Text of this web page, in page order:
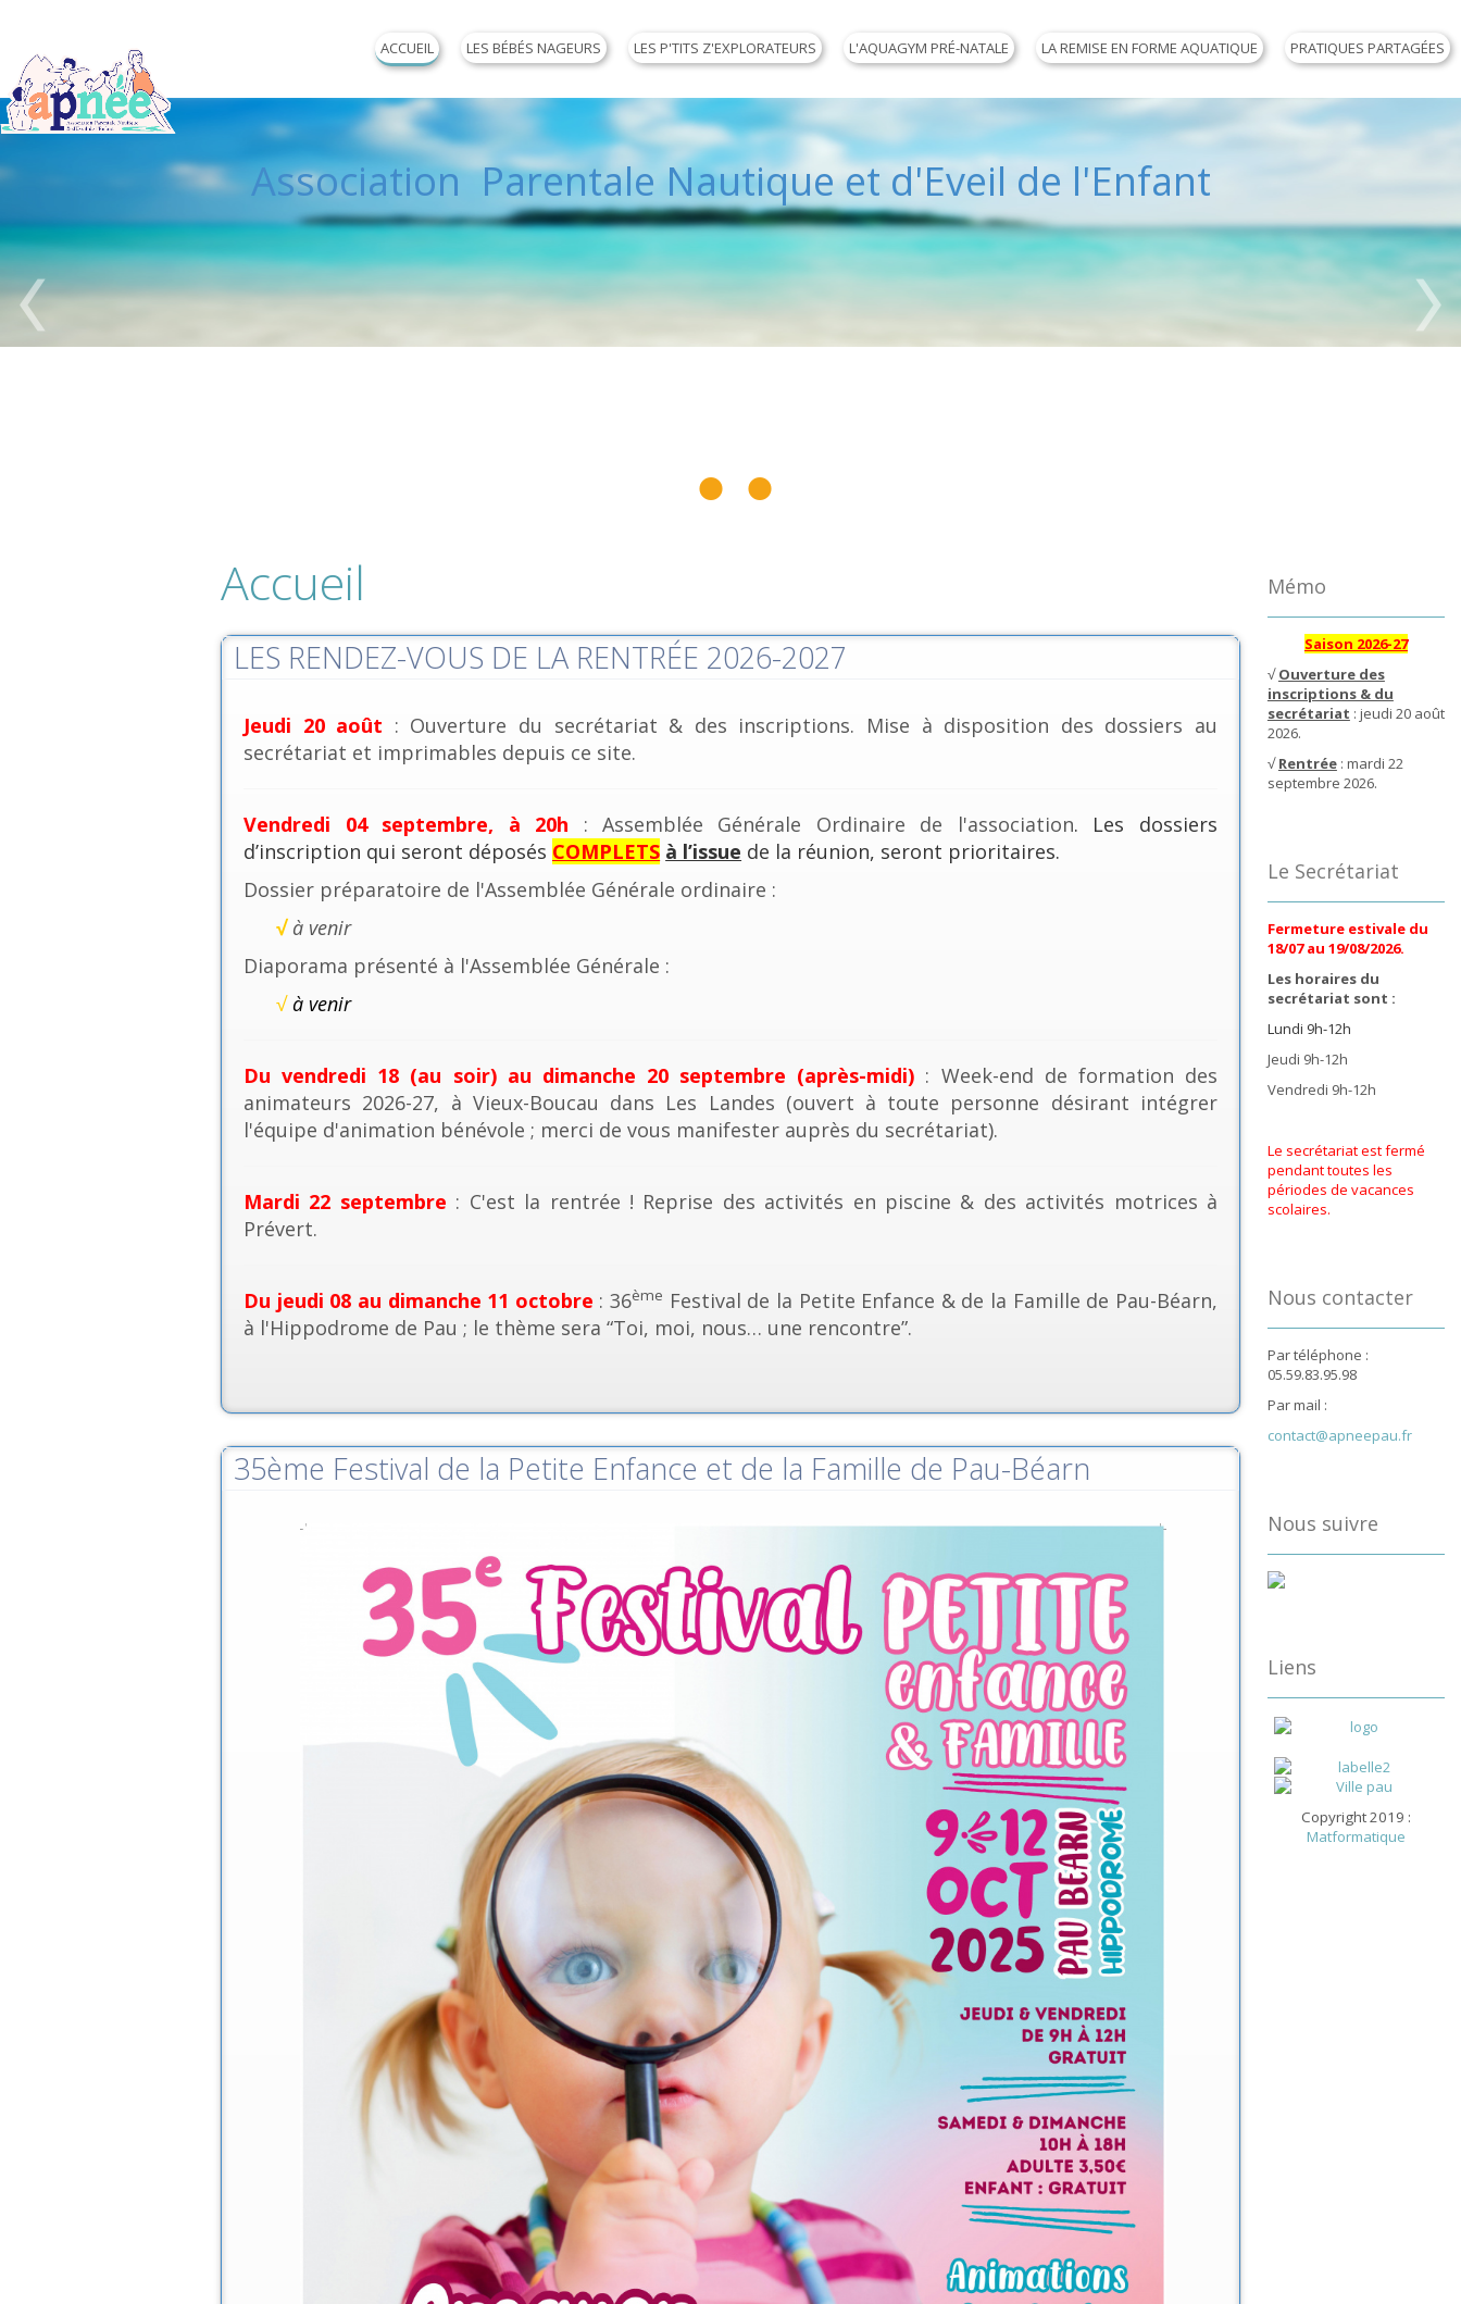
ACCUEIL LES BÉBÉS NAGEURS LES P'TITS Z'EXPLORATEURS L'AQUAGYM PRÉ-NATALE LA REMISE EN FORME AQUATIQUE PRATIQUES PARTAGÉES
Association Parentale Nautique et d'Eveil de l'Enfant
Accueil
LES RENDEZ-VOUS DE LA RENTRÉE 2026-2027
Jeudi 20 août : Ouverture du secrétariat & des inscriptions. Mise à disposition des dossiers au
secrétariat et imprimables depuis ce site.
Vendredi 04 septembre, à 20h : Assemblée Générale Ordinaire de l'association. Les dossiers
d’inscription qui seront déposés COMPLETS à l’issue de la réunion, seront prioritaires.
Dossier préparatoire de l'Assemblée Générale ordinaire :
√ à venir
Diaporama présenté à l'Assemblée Générale :
√à venir
Du vendredi 18 (au soir) au dimanche 20 septembre (après-midi) : Week-end de formation des
animateurs 2026-27, à Vieux-Boucau dans Les Landes (ouvert à toute personne désirant intégrer
l'équipe d'animation bénévole ; merci de vous manifester auprès du secrétariat).
Mardi 22 septembre : C'est la rentrée ! Reprise des activités en piscine & des activités motrices à
Prévert.
Du jeudi 08 au dimanche 11 octobre : 36ème Festival de la Petite Enfance & de la Famille de Pau-Béarn,
à l'Hippodrome de Pau ; le thème sera “Toi, moi, nous… une rencontre”.
35ème Festival de la Petite Enfance et de la Famille de Pau-Béarn
Mémo
Saison 2026-27
√Ouverture des
inscriptions & du
secrétariat : jeudi 20 août
2026.
√Rentrée: mardi 22
septembre 2026.
Le Secrétariat
Fermeture estivale du
18/07 au 19/08/2026.
Les horaires du
secrétariat sont :
Lundi 9h-12h
Jeudi 9h-12h
Vendredi 9h-12h
Le secrétariat est fermé
pendant toutes les
périodes de vacances
scolaires.
Nous contacter
Par téléphone :
05.59.83.95.98
Par mail :
contact@apneepau.fr
Nous suivre
Liens
Copyright 2019 :
Matformatique